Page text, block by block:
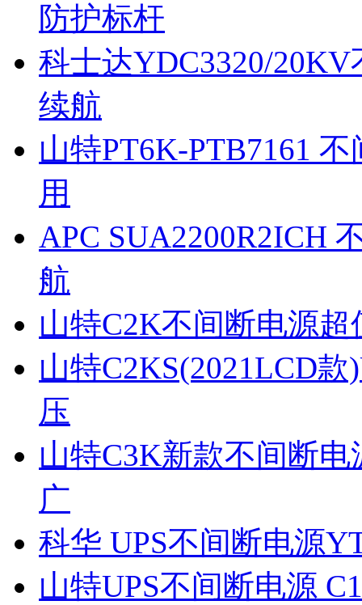
防护标杆
科士达YDC3320/
续航
山特PT6K-PTB7161
用
APC SUA2200R2ICH
航
山特C2K不间断电源
山特C2KS(2021LCD
压
山特C3K新款不间断
广
科华 UPS不间断电源
山特UPS不间断电源